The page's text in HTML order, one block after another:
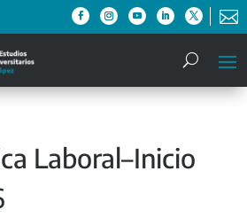

Laboral–Inicio